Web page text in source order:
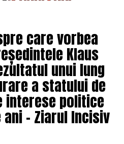
care vorbea
Klaus
unui lung
a statului de
interese politice
– Ziarul Incisiv